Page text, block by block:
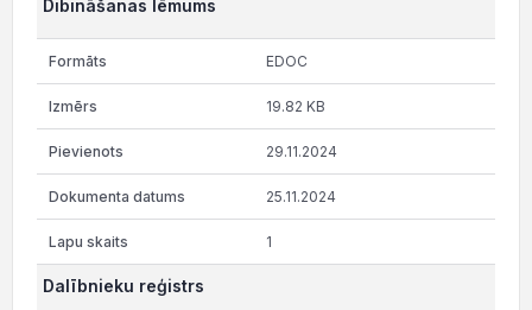
Dibināšanas lēmums
EDOC
19.82 KB
29.11.2024
25.11.2024
1
Dalībnieku reģistrs